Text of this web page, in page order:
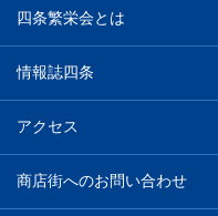
四条繁栄会とは
情報誌四条
アクセス
商店街へのお問い合わせ